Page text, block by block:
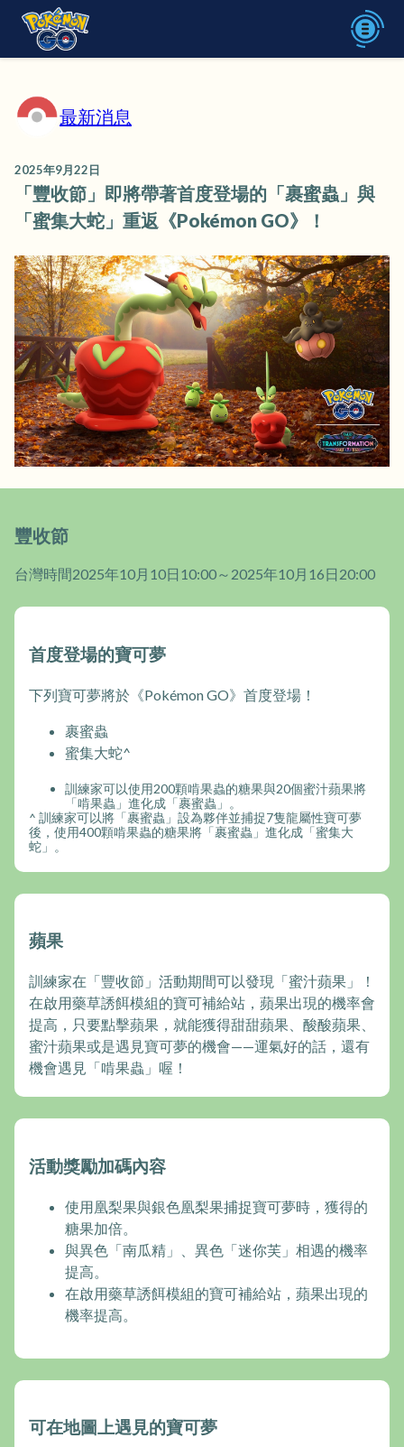
最新消息
2025年9月22日
「豐收節」即將帶著首度登場的「裹蜜蟲」與
「蜜集大蛇」重返《Pokémon GO》！
豐收節
台灣時間2025年10月10日10:00～2025年10月16日20:00
首度登場的寶可夢
下列寶可夢將於《Pokémon GO》首度登場！
裹蜜蟲
蜜集大蛇^
訓練家可以使用200顆啃果蟲的糖果與20個蜜汁蘋果將
「啃果蟲」進化成「裹蜜蟲」。
^ 訓練家可以將「裹蜜蟲」設為夥伴並捕捉7隻龍屬性寶可夢
後，使用400顆啃果蟲的糖果將「裹蜜蟲」進化成「蜜集大
蛇」。
蘋果
訓練家在「豐收節」活動期間可以發現「蜜汁蘋果」！
在啟用藥草誘餌模組的寶可補給站，蘋果出現的機率會
提高，只要點擊蘋果，就能獲得甜甜蘋果、酸酸蘋果、
蜜汁蘋果或是遇見寶可夢的機會——運氣好的話，還有
機會遇見「啃果蟲」喔！
活動獎勵加碼內容
使用凰梨果與銀色凰梨果捕捉寶可夢時，獲得的
糖果加倍。
與異色「南瓜精」、異色「迷你芙」相遇的機率
提高。
在啟用藥草誘餌模組的寶可補給站，蘋果出現的
機率提高。
可在地圖上遇見的寶可夢